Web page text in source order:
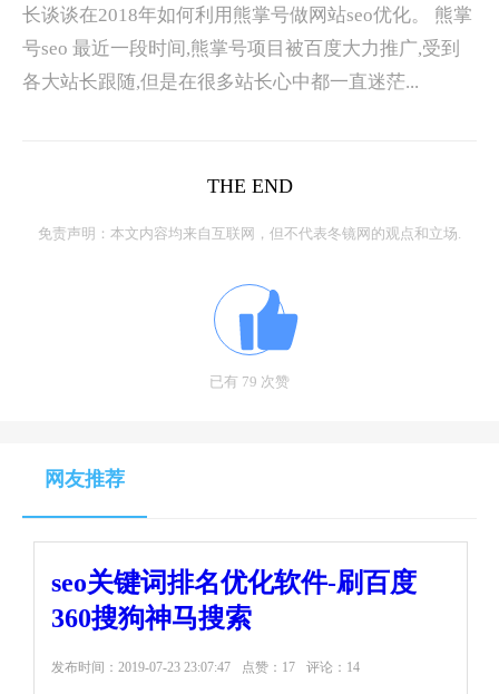
长谈谈在2018年如何利用熊掌号做网站seo优化。 熊掌
号seo 最近一段时间,熊掌号项目被百度大力推广,受到
各大站长跟随,但是在很多站长心中都一直迷茫...
THE END
免责声明：本文内容均来自互联网，但不代表冬镜网的观点和立场.
已有 79 次赞
网友推荐
seo关键词排名优化软件-刷百度
360搜狗神马搜索
发布时间： 2019-07-23 23:07:47 点赞：17 评论：14